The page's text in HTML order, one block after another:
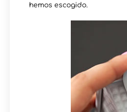
hemos escogido.